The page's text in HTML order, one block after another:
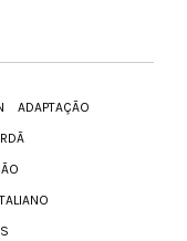
ADAPTAÇÃO